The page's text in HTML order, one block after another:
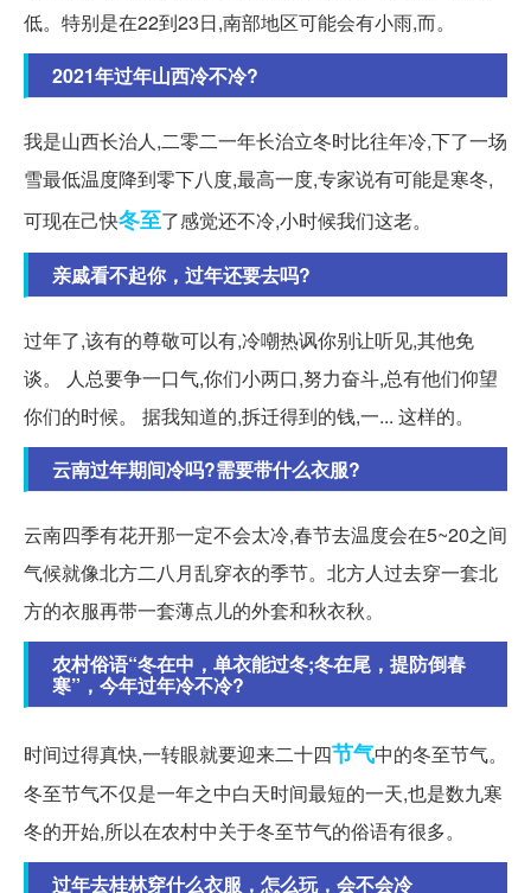
低。特别是在22到23日,南部地区可能会有小雨,而。
2021年过年山西冷不冷?
我是山西长治人,二零二一年长治立冬时比往年冷,下了一场
雪最低温度降到零下八度,最高一度,专家说有可能是寒冬,
可现在己快冬至了感觉还不冷,小时候我们这老。
亲戚看不起你，过年还要去吗?
过年了,该有的尊敬可以有,冷嘲热讽你别让听见,其他免
谈。 人总要争一口气,你们小两口,努力奋斗,总有他们仰望
你们的时候。 据我知道的,拆迁得到的钱,一... 这样的。
云南过年期间冷吗?需要带什么衣服?
云南四季有花开那一定不会太冷,春节去温度会在5~20之间
气候就像北方二八月乱穿衣的季节。北方人过去穿一套北
方的衣服再带一套薄点儿的外套和秋衣秋。
农村俗语“冬在中，单衣能过冬;冬在尾，提防倒春
寒”，今年过年冷不冷?
时间过得真快,一转眼就要迎来二十四节气中的冬至节气。
冬至节气不仅是一年之中白天时间最短的一天,也是数九寒
冬的开始,所以在农村中关于冬至节气的俗语有很多。
过年去桂林穿什么衣服，怎么玩，会不会冷